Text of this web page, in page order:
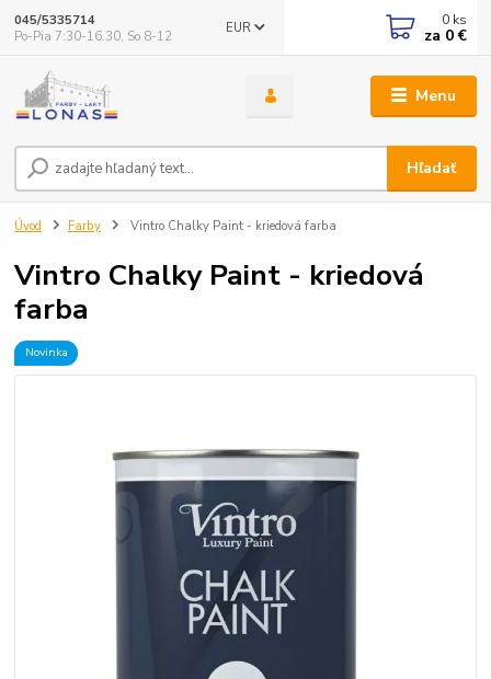
Menu
EUR
Hľadať
045/5335714
Po-Pia 7:30-16.30, So 8-12
0 ks
za 0 €
Úvod Farby Vintro Chalky Paint - kriedová farba
Vintro Chalky Paint - kriedová
farba
Novinka